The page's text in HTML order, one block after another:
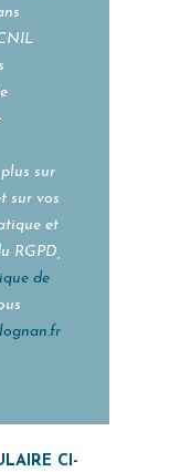
sur
sur vos
et
RGPD,
de
CI-